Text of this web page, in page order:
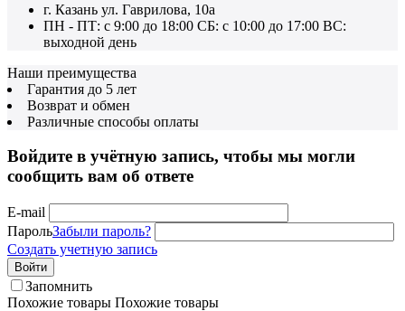
г. Казань ул. Гаврилова, 10а
ПН - ПТ: с 9:00 до 18:00 СБ: с 10:00 до 17:00 ВС:
выходной день
Наши преимущества
Гарантия до 5 лет
Возврат и обмен
Различные способы оплаты
Войдите в учётную запись, чтобы мы могли
сообщить вам об ответе
E-mail
ПарольЗабыли пароль?
Создать учетную запись
Войти
Запомнить
Похожие товары Похожие товары